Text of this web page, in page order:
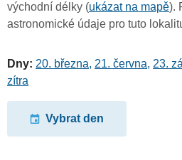
východní délky (ukázat na mapě).
astronomické údaje pro tuto
Dny: 20. března, 21. června, 23.
zítra
Vybrat den